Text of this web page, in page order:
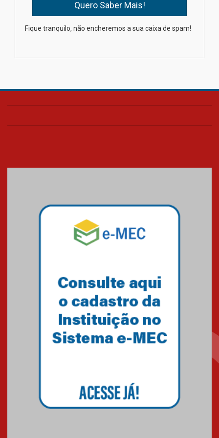
Transformadora reúne
Fique tranquilo, não encheremos a sua caixa de spam!